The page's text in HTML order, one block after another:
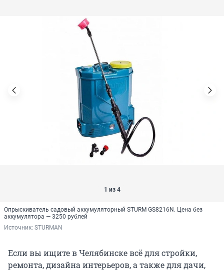
1 из 4
Опрыскиватель садовый аккумуляторный STURM GS8216N. Цена без
аккумулятора — 3250 рублей
Источник: STURMAN
Если вы ищите в Челябинске всё для стройки,
ремонта, дизайна интерьеров, а также для дачи,